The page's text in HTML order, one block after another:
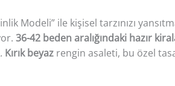
Modeli” ile kişisel tarzınızı
36-42 beden aralığındaki hazır
Kırık beyaz rengin asaleti, bu özel